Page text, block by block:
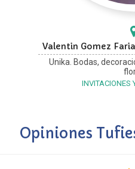
Valentin Gomez
Unika. Bodas,
INVITACIONES
Opiniones